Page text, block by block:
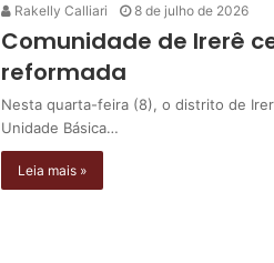
Rakelly Calliari 8 de julho de 2026
Comunidade de Irerê
reformada
Nesta quarta-feira (8), o distrito de
Unidade Básica…
Leia mais »